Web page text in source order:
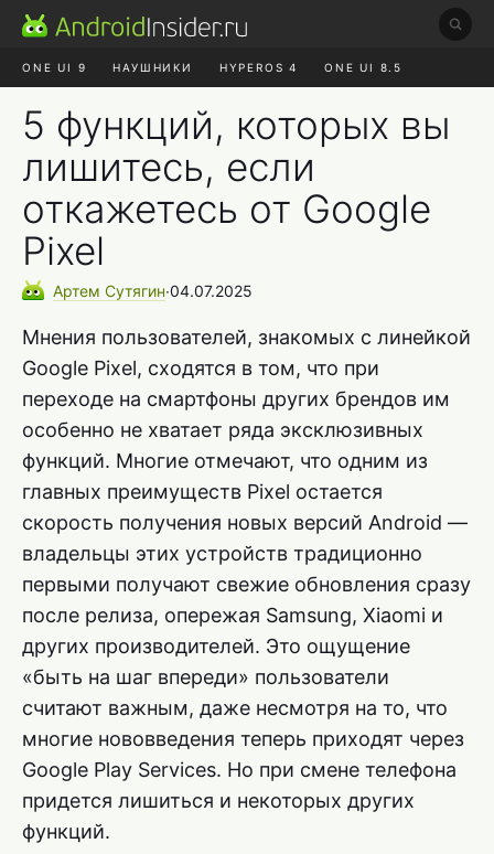
ONE UI 9 НАУШНИКИ HYPEROS 4 ONE UI 8.5
5 функций, которых вы
лишитесь, если
откажетесь от Google
Pixel
Артем Сутягин∙04.07.2025
Мнения пользователей, знакомых с линейкой
Google Pixel, сходятся в том, что при
переходе на смартфоны других брендов им
особенно не хватает ряда эксклюзивных
функций. Многие отмечают, что одним из
главных преимуществ Pixel остается
скорость получения новых версий Android —
владельцы этих устройств традиционно
первыми получают свежие обновления сразу
после релиза, опережая Samsung, Xiaomi и
других производителей. Это ощущение
«быть на шаг впереди» пользователи
считают важным, даже несмотря на то, что
многие нововведения теперь приходят через
Google Play Services. Но при смене телефона
придется лишиться и некоторых других
функций.